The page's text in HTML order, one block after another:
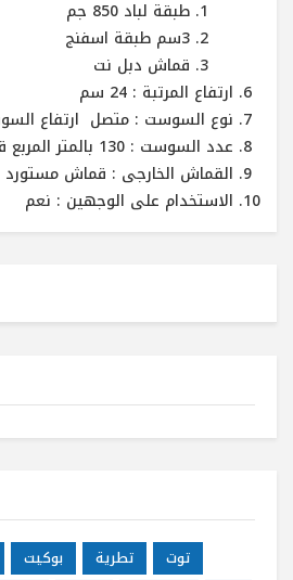
طبقة لباد 850 جم
3سم طبقة اسفنج
قماش دبل نت
ارتفاع المرتبة : 24 سم
نوع السوست : متصل ارتفاع السوستة
عدد السوست : 130 بالمتر المربع قطر السوستة : 8 سم
القماش الخارجى : قماش
الاستخدام على الوجهين : نعم
بوكيت تطرية
توت